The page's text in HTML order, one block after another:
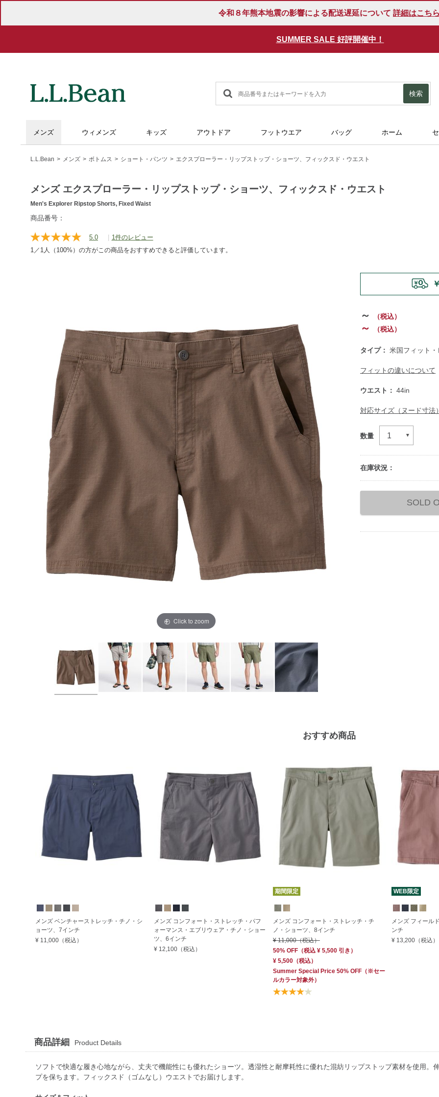
令和８年熊本地震の影響による配送遅延について 詳細はこち
SUMMER SALE 好評開催中！
セール品をお得に買えるクーポンが発行されています。
検索
メンズ ウィメンズ キッズ アウトドア フットウエア バッグ ホーム
L.L.Bean メンズ ボトムス ショート・パンツ エクスプローラー・リップストップ・ショーツ、フィックスド・ウエスト
メンズ エクスプローラー・リップストップ・ショーツ、フィックスド・ウエスト
Men's Explorer Ripstop Shorts, Fixed Waist
https://www.llbean.co.jp/mens/bottoms/short-
商品番号：
5.0
レ
ビ
の
リ
ン
ク。
| 1件のレビュー
1／1人（100%）の方がこの商品をおすすめできると評価しています。
Click to zoom
https://
bottoms/g/P129246.html
メン
～ （税込）
～ （税込）
タイプ： 米国フィット
フィットの違いについて
ウエスト： 44in
対応サイズ（ヌード寸法
数量
在庫状況：
options
SOLD
おすすめ商品
メンズ ベンチャーストレッチ・チノ・シ
ョーツ、7インチ
¥ 11,000 （税込）
メンズ コンフォート・ストレッチ・パフ
ォーマンス・エブリウェア・チノ・ショー
ツ、6インチ
¥ 12,100 （税込）
期間限定
メンズ コンフォート・ストレッチ・チ
ノ・ショーツ、8インチ
¥ 11,000（税込）
50% OFF（税込 ¥ 5,500引き）
¥ 5,500（税込）
Summer Special Price 50% OFF（※セー
ルカラー対象外）
WEB限定
メンズ フィール
ンチ
¥ 13,200 （税込）
商品詳細 Product Details
ソフトで快適な履き心地ながら、丈夫で機能性にも優れたショーツ。透湿性と耐摩耗性に優れた混紡リップストップ素材を使用
プを保ちます。フィックスド（ゴムなし）ウエストでお届けします。